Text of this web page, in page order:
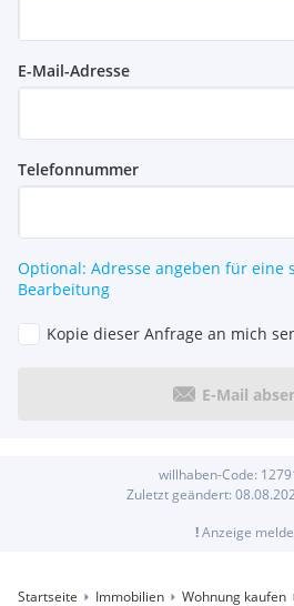
E-Mail-Adresse
Telefonnummer
Optional: Adresse angeben für eine
Bearbeitung
Kopie dieser Anfrage an mich
E-Mail
willhaben-Code:
Zuletzt geändert:
!Anzeige
Startseite Immobilien Wohnung kaufen